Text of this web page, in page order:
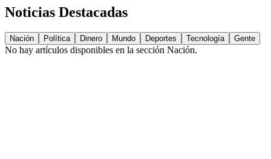
Noticias Destacadas
Nación Política Dinero Mundo Deportes Tecnología Gente
No hay artículos disponibles en la sección Nación.